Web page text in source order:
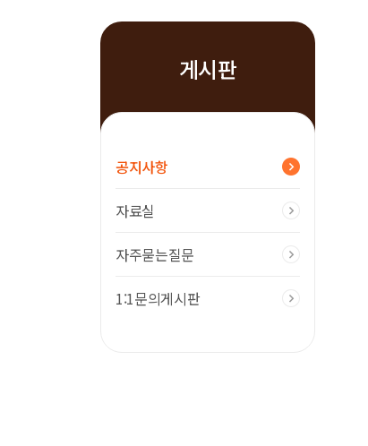
게시판
공지사항
자료실
자주묻는질문
1:1문의게시판